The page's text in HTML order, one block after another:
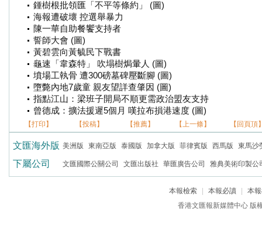
鍾樹根批領匯「不平等條約」 (圖)
海報遭破壞 控選舉暴力
陳一華自助餐饗支持者
誓師大會 (圖)
黃碧雲向黃毓民下戰書
龜速「韋森特」 吹塌樹焗暈人 (圖)
墳場工執骨 遭300磅墓碑壓斷腳 (圖)
墮斃內地7歲童 親友望詳查肇因 (圖)
指點江山：梁班子開局不順更需政治盟友支持
曾德成：擴法援遲5個月 嘆拉布損港速度 (圖)
【打印】 【投稿】 【推薦】 【上一條】 【回頁頂
文匯海外版 美洲版 東南亞版 泰國版 加拿大版 菲律賓版 西馬版 東馬沙
下屬公司 文匯國際公關公司 文匯出版社 華匯廣告公司 雅典美術印製公
本報檢索 本報必讀
本
香港文匯報新媒體中心 版